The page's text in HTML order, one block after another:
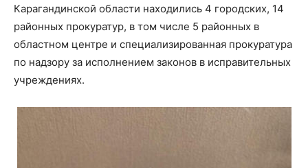
Карагандинской области находились 4 городских, 14
районных прокуратур, в том числе 5 районных в
областном центре и специализированная прокуратура
по надзору за исполнением законов в исправительных
учреждениях.